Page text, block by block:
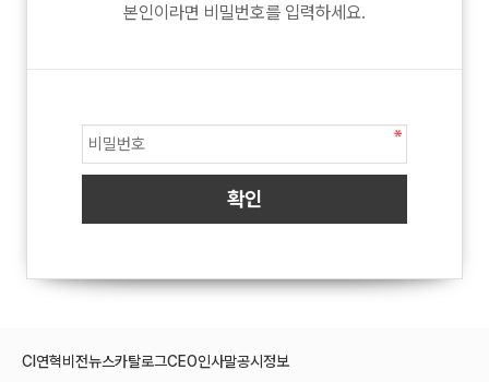
본인이라면 비밀번호를 입력하세요.
CI 연혁비전뉴스카탈로그CEO인사말공시정보